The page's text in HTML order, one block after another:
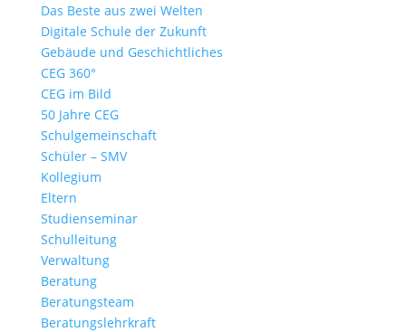
Das Beste aus zwei Welten
Digitale Schule der Zukunft
Gebäude und Geschichtliches
CEG 360°
CEG im Bild
50 Jahre CEG
Schulgemeinschaft
Schüler – SMV
Kollegium
Eltern
Studienseminar
Schulleitung
Verwaltung
Beratung
Beratungsteam
Beratungslehrkraft